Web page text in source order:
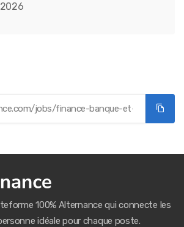
100% Alternance qui connecte les
idéale pour chaque poste.